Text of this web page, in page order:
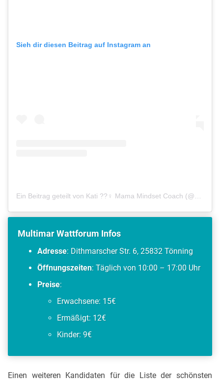
Sieh dir diesen Beitrag auf Instagram an
Ein Beitrag geteilt von Kati ??‍♀️ Mama Mindset Coach (@katicoacht)
Multimar Wattforum Infos
Adresse: Dithmarscher Str. 6, 25832 Tönning
Öffnungszeiten: Täglich von 10:00 – 17:00 Uhr
Preise:
Erwachsene: 15€
Ermäßigt: 12€
Kinder: 9€
Einen weiteren Kandidaten für die Liste der schönsten